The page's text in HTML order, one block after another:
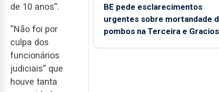
de 10 anos”.
“Não foi por
culpa dos
funcionários
judiciais” que
houve tanta
BE pede esclarecimentos
urgentes sobre mortandade
pombos na Terceira e